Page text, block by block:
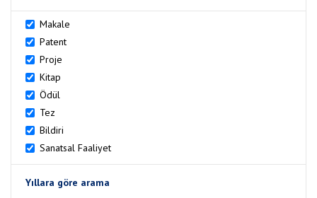
Makale
Patent
Proje
Kitap
Ödül
Tez
Bildiri
Sanatsal Faaliyet
Yıllara göre arama